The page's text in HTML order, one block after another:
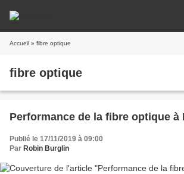
Accueil » fibre optique
fibre optique
Performance de la fibre optique à
Publié le 17/11/2019 à 09:00
Par Robin Burglin